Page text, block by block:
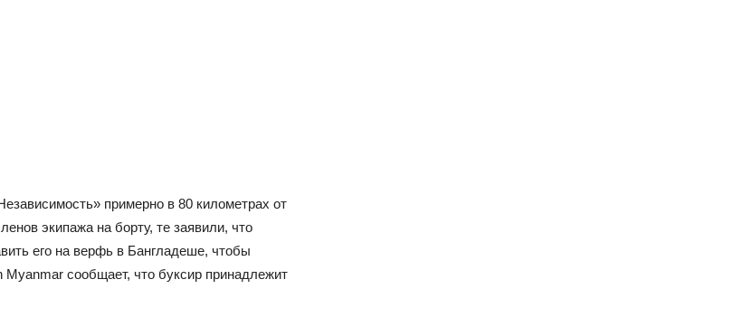
примерно в 80 километрах от
экипажа на борту, те заявили, что
его на верфь в Бангладеше, чтобы
сообщает, что буксир принадлежит